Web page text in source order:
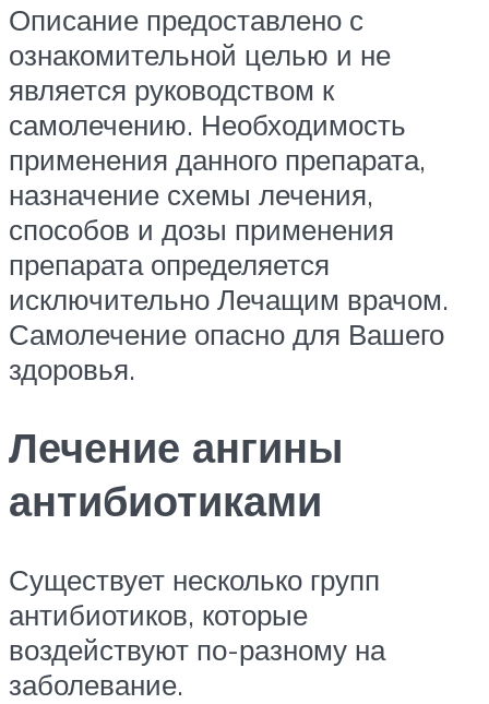
Описание предоставлено с
ознакомительной целью и не
является руководством к
самолечению. Необходимость
применения данного препарата,
назначение схемы лечения,
способов и дозы применения
препарата определяется
исключительно Лечащим врачом.
Самолечение опасно для Вашего
здоровья.
Лечение ангины
антибиотиками
Существует несколько групп
антибиотиков, которые
воздействуют по-разному на
заболевание.